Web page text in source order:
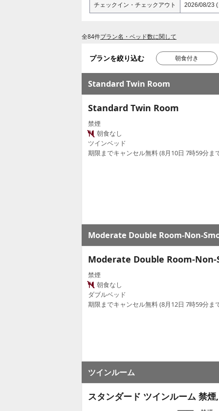
チェックイン ・ チェックアウト
全84件プラン名・ベッド数に関して
プランを絞り込む 朝食付き
Standard Twin Room
Standard Twin Room
禁煙
朝食なし
ツインベッド
期限までキャンセル無料 (8月10日 7時59分ま
Moderate Double Room-Non-
Moderate Double Room-
禁煙
朝食なし
ダブルベッド
期限までキャンセル無料 (8月12日 7時59分ま
ツインルーム
スタンダード ツインルーム 禁